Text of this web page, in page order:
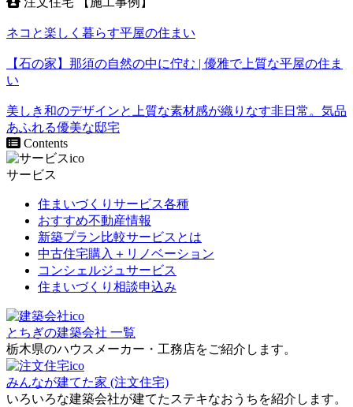
ネコと楽しく暮らす平屋の住まい
【石の家】那須の自然の中に佇む | 優雅で上質な平屋の住ま
い
美しき和のデザインと上質な素材感が織りなす非日常。気品
あふれる優美な邸宅
Contents
サービス
住まいづくりサービス各種
おすすめ不動産情報
新築プラン比較サービスとは
中古住宅購入＋リノベーション
コンシェルジュサービス
住まいづくり相談申込み
とちぎの建築会社 一覧
栃木県のハウスメーカー・工務店をご紹介します。
みんなが建てた家 (注文住宅)
いろいろな建築会社が建てたステキなおうちを紹介します。